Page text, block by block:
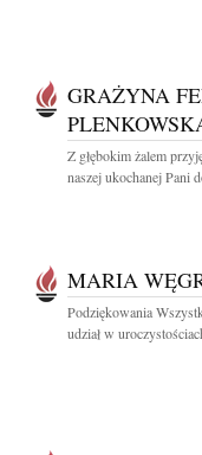
GRAŻYNA
Z głębokim żalem
naszej ukochanej Pani
MARIA
Podziękowania
udział w